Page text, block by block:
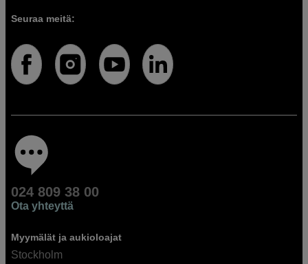
Seuraa meitä:
024 809 38 00
Ota yhteyttä
Myymälät ja aukioloajat
Stockholm